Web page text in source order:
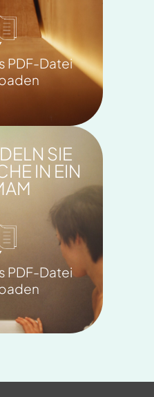
PDF-Datei
SIE
IN EIN
PDF-Datei